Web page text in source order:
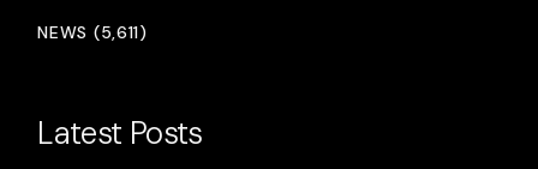
NEWS (5,611)
Latest Posts